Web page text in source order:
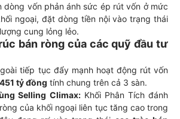
dòng vốn phản ánh sức ép rút vốn ở mức
ngoại, đặt dòng tiền nội vào trạng thái
cung lỏng lẻo.
bán ròng của các quỹ đầu tư
tiếp tục đẩy mạnh hoạt động rút vốn
tỷ đồng tính chung trên cả 3 sàn.
Selling Climax:Khối Phân Tích đánh
của khối ngoại liên tục tăng cao trong